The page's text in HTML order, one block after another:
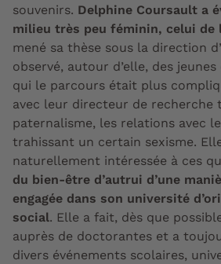
souvenirs. Delphine Coursault a
milieu très peu féminin, celui de
mené sa thèse sous la direction
observé, autour d’elle, des
qui le parcours était plus
avec leur directeur de recherche
paternalisme, les relations avec
trahissant un certain sexisme. Elle
naturellement intéressée à ces
du bien-être d’autrui d’une
engagée dans son université
social. Elle a fait, dès que
auprès de doctorantes et a
divers événements scolaires,